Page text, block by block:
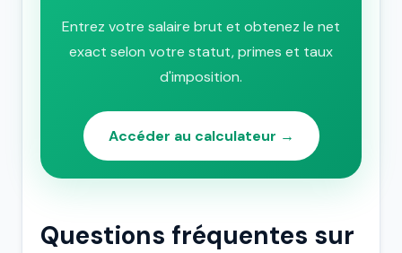
Entrez votre salaire brut et obtenez le net
exact selon votre statut, primes et taux
d'imposition.
Accéder au calculateur →
Questions fréquentes sur